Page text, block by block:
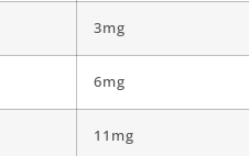
3mg
6mg
11mg